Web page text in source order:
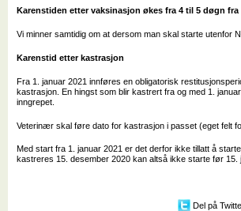
Karenstiden etter vaksinasjon økes fra 4 til 5 døgn fra
Vi minner samtidig om at dersom man skal starte utenfor
Karenstid etter kastrasjon
Fra 1. januar 2021 innføres en obligatorisk
kastrasjon. En hingst som blir kastrert fra og med 1.
inngrepet.
Veterinær skal føre dato for kastrasjon i passet (eget felt
Med start fra 1. januar 2021 er det derfor ikke tillatt å
kastreres 15. desember 2020 kan altså ikke starte før 15.
Del på